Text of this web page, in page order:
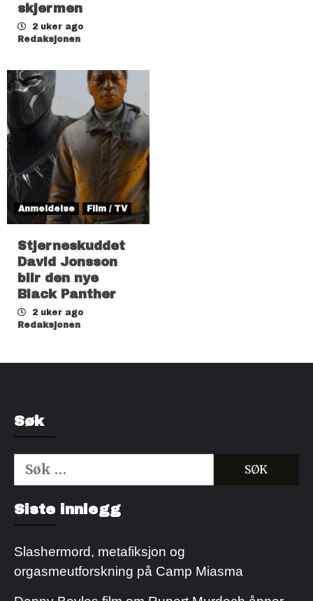
skjermen
2 uker ago
Redaksjonen
Anmeldelse Film / TV
Stjerneskuddet
David Jonsson
blir den nye
Black Panther
2 uker ago
Redaksjonen
Søk
Søk
etter:
Siste innlegg
Slashermord, metafiksjon og
orgasmeutforskning på Camp Miasma